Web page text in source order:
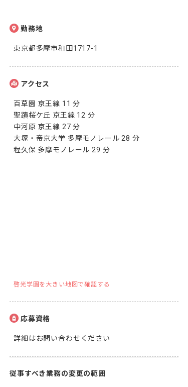
勤務地
東京都多摩市和田1717-1
アクセス
百草園 京王線 11 分
聖蹟桜ケ丘 京王線 12 分
中河原 京王線 27 分
大塚・帝京大学 多摩モノレール 28 分
程久保 多摩モノレール 29 分
啓光学園を大きい地図で確認する
応募資格
詳細はお問い合わせください
従事すべき業務の変更の範囲